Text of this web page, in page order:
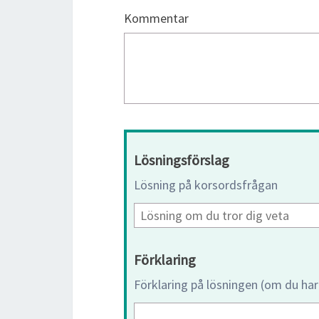
Kommentar
Lösningsförslag
Lösning på korsordsfrågan
Förklaring
Förklaring på lösningen (om du